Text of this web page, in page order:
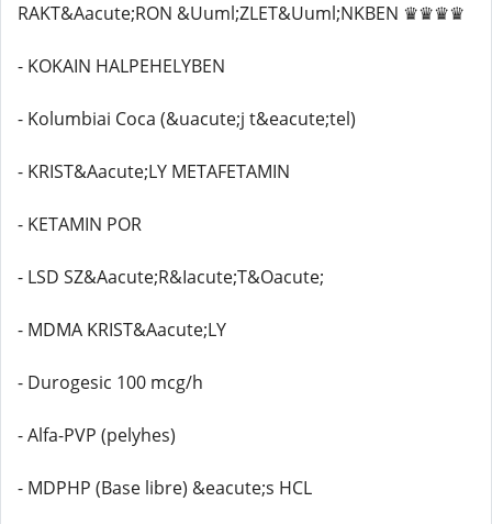
RAKT&Aacute;RON &Uuml;ZLET&Uuml;NKBEN ♛♛♛♛
- KOKAIN HALPEHELYBEN
- Kolumbiai Coca (&uacute;j t&eacute;tel)
- KRIST&Aacute;LY METAFETAMIN
- KETAMIN POR
- LSD SZ&Aacute;R&Iacute;T&Oacute;
- MDMA KRIST&Aacute;LY
- Durogesic 100 mcg/h
- Alfa-PVP (pelyhes)
- MDPHP (Base libre) &eacute;s HCL